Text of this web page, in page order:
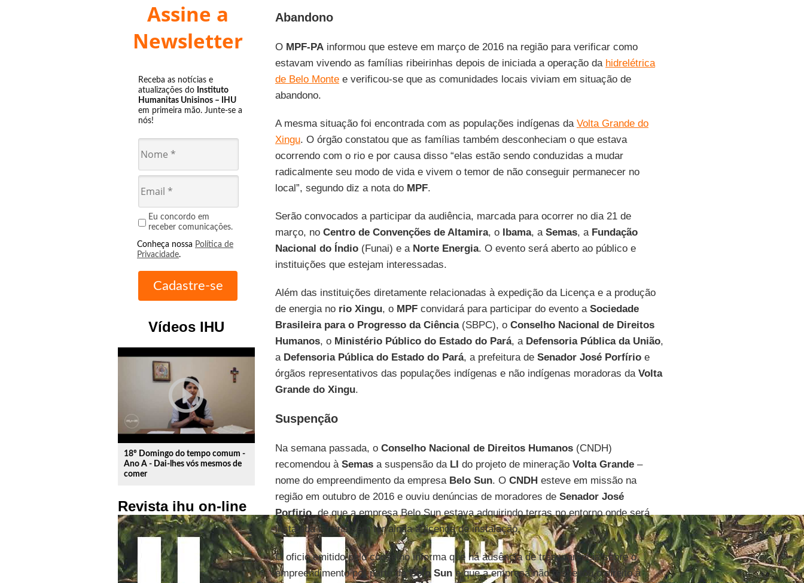
Assine a
Newsletter
Receba as notícias e
atualizações do Instituto
Humanitas Unisinos – IHU
em primeira mão. Junte-se a
nós!
Eu concordo em
receber comunicações.
Conheça nossa Política de
Privacidade.
Vídeos IHU
play_circle_outline
18º Domingo do tempo comum -
Ano A - Dai-lhes vós mesmos de
comer
Revista ihu on-line
Abandono
O MPF-PAinformou que esteve em março de 2016 na região para verificar como
estavam vivendo as famílias ribeirinhas depois de iniciada a operação da hidrelétrica
de Belo Montee verificou-se que as comunidades locais viviam em situação de
abandono.
A mesma situação foi encontrada com as populações indígenas da Volta Grande do
Xingu. O órgão constatou que as famílias também desconheciam o que estava
ocorrendo com o rio e por causa disso “elas estão sendo conduzidas a mudar
radicalmente seu modo de vida e vivem o temor de não conseguir permanecer no
local”, segundo diz a nota do MPF.
Serão convocados a participar da audiência, marcada para ocorrer no dia 21 de
março, no Centro de Convenções de Altamira, o Ibama, a Semas, a Fundação
Nacional do Índio(Funai) e a Norte Energia. O evento será aberto ao público e
instituições que estejam interessadas.
Além das instituições diretamente relacionadas à expedição da Licença e a produção
de energia no rio Xingu, o MPFconvidará para participar do evento a Sociedade
Brasileira para o Progresso da Ciência(SBPC), o Conselho Nacional de Direitos
Humanos, o Ministério Público do Estado do Pará, a Defensoria Pública da União,
a Defensoria Pública do Estado do Pará, a prefeitura de Senador José Porfírioe
órgãos representativos das populações indígenas e não indígenas moradoras da Volta
Grande do Xingu.
Suspenção
Na semana passada, o Conselho Nacional de Direitos Humanos(CNDH)
recomendou à Semasa suspensão da LI do projeto de mineração Volta Grande–
nome do empreendimento da empresa Belo Sun. O CNDHesteve em missão na
região em outubro de 2016 e ouviu denúncias de moradores de Senador José
Porfirio, de que a empresa Belo Sun estava adquirindo terras no entorno onde será
instalada a mina sem ter ainda a licença de instalação.
O oficio emitido pelo conselho informa que há ausência de transparência sobre o
empreendimento por parte daBelo Sune que a empresa não respeitou o direito à